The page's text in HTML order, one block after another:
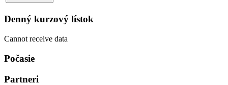
Denný kurzový lístok
Cannot receive data
Počasie
Partneri